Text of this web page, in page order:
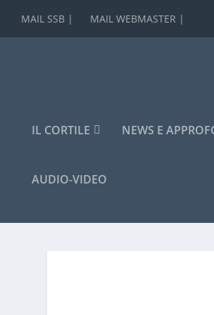
MAIL SSB | MAIL WEBMASTER |
IL CORTILE NEWS E
AUDIO-VIDEO